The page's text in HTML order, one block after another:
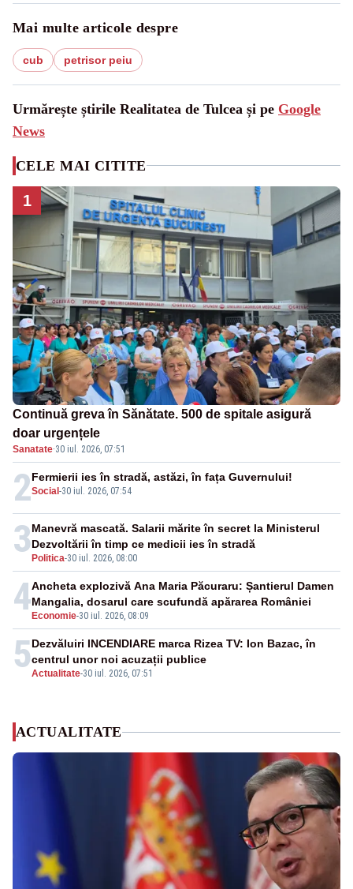
Mai multe articole despre
cub petrisor peiu
Urmărește știrile Realitatea de Tulcea și pe Google
News
CELE MAI CITITE
1
Continuă greva în Sănătate. 500 de spitale asigură
doar urgențele
Sanatate·30 iul. 2026, 07:51
2Social -30 iul. 2026, 07:54
Fermierii ies în stradă, astăzi, în fața Guvernului!
3 Politica-30 iul. 2026, 08:00
Manevră mascată. Salarii mărite în secret la Ministerul
Dezvoltării în timp ce medicii ies în stradă
4 Economie-30 iul. 2026, 08:09
Ancheta explozivă Ana Maria Păcuraru: Șantierul Damen
Mangalia, dosarul care scufundă apărarea României
5Actualitate-30 iul. 2026, 07:51
Dezvăluiri INCENDIARE marca Rizea TV: Ion Bazac, în
centrul unor noi acuzații publice
ACTUALITATE